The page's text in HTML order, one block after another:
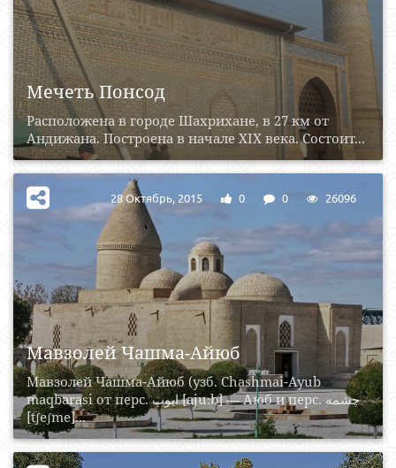
Мечеть Понсод
Расположена в городе Шахрихане, в 27 км от
Андижана. Построена в начале XIX века. Состоит...
Мавзолей Чашма-Айюб
Мавзолей Чашма-Айюб (узб. Chashmai-Ayub
maqbarasi от перс. ایوب‎ [ajuːb] — Аюб и перс. چشمه‎
[tʃeʃme]...
28 Октябрь, 2015 0 0 26096